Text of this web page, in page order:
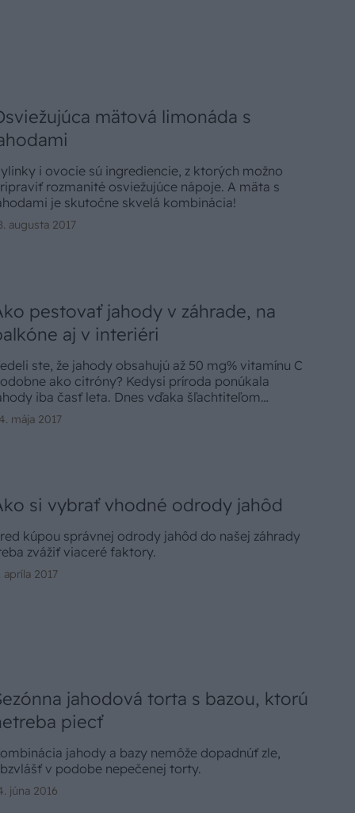
mätová limonáda s
i ovocie sú ingrediencie, z ktorých možno
rozmanité osviežujúce nápoje. A mäta s
je skutočne skvelá kombinácia!
augusta 2017
pestovať jahody v záhrade, na
aj v interiéri
ste, že jahody obsahujú až 50 mg% vitamínu C
ako citróny? Kedysi príroda ponúkala
iba časť leta. Dnes vďaka šľachtiteľom
toto chutné a zdravé ovocie pestovať celú
mája 2017
si vybrať vhodné odrody jahôd
kúpou správnej odrody jahôd do našej záhrady
zvážiť viaceré faktory.
apríla 2017
jahodová torta s bazou, ktorú
piecť
jahody a bazy nemôže dopadnúť zle,
v podobe nepečenej torty.
júna 2016